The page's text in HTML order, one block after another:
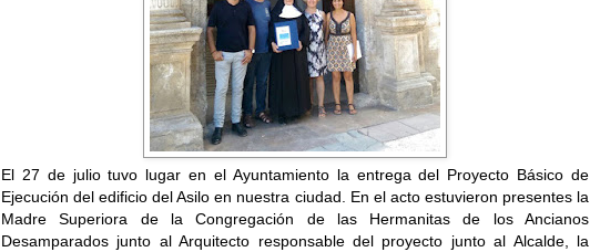
El 27 de julio tuvo lugar en el Ayuntamiento la entrega del Proyecto Básico de
Ejecución del edificio del Asilo en nuestra ciudad. En el acto estuvieron presentes la
Madre Superiora de la Congregación de las Hermanitas de los Ancianos
Desamparados junto al Arquitecto responsable del proyecto junto al Alcalde, la